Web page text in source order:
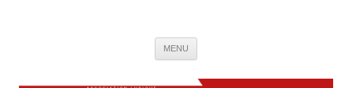
bordelaise
MENU